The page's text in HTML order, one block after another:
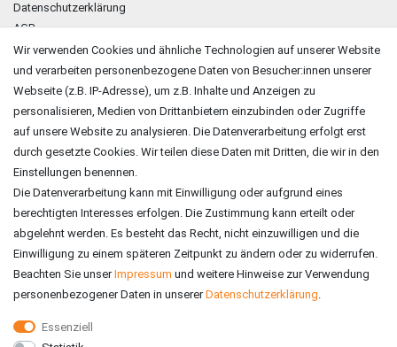
Datenschutzerklärung
AGB
Impressum
ZAHLUNGSARTEN
Wir verwenden Cookies und ähnliche Technologien auf unserer Website
und verarbeiten personenbezogene Daten von Besucher:innen unserer
Webseite (z.B. IP-Adresse), um z.B. Inhalte und Anzeigen zu
personalisieren, Medien von Drittanbietern einzubinden oder Zugriffe
auf unsere Website zu analysieren. Die Datenverarbeitung erfolgt erst
durch gesetzte Cookies. Wir teilen diese Daten mit Dritten, die wir in den
Einstellungen benennen.
Die Datenverarbeitung kann mit Einwilligung oder aufgrund eines
berechtigten Interesses erfolgen. Die Zustimmung kann erteilt oder
abgelehnt werden. Es besteht das Recht, nicht einzuwilligen und die
Einwilligung zu einem späteren Zeitpunkt zu ändern oder zu widerrufen.
Beachten Sie unserImpressum und weitere Hinweise zur Verwendung
personenbezogener Daten in unsererDaten­schutz­erklärung.
Essenziell